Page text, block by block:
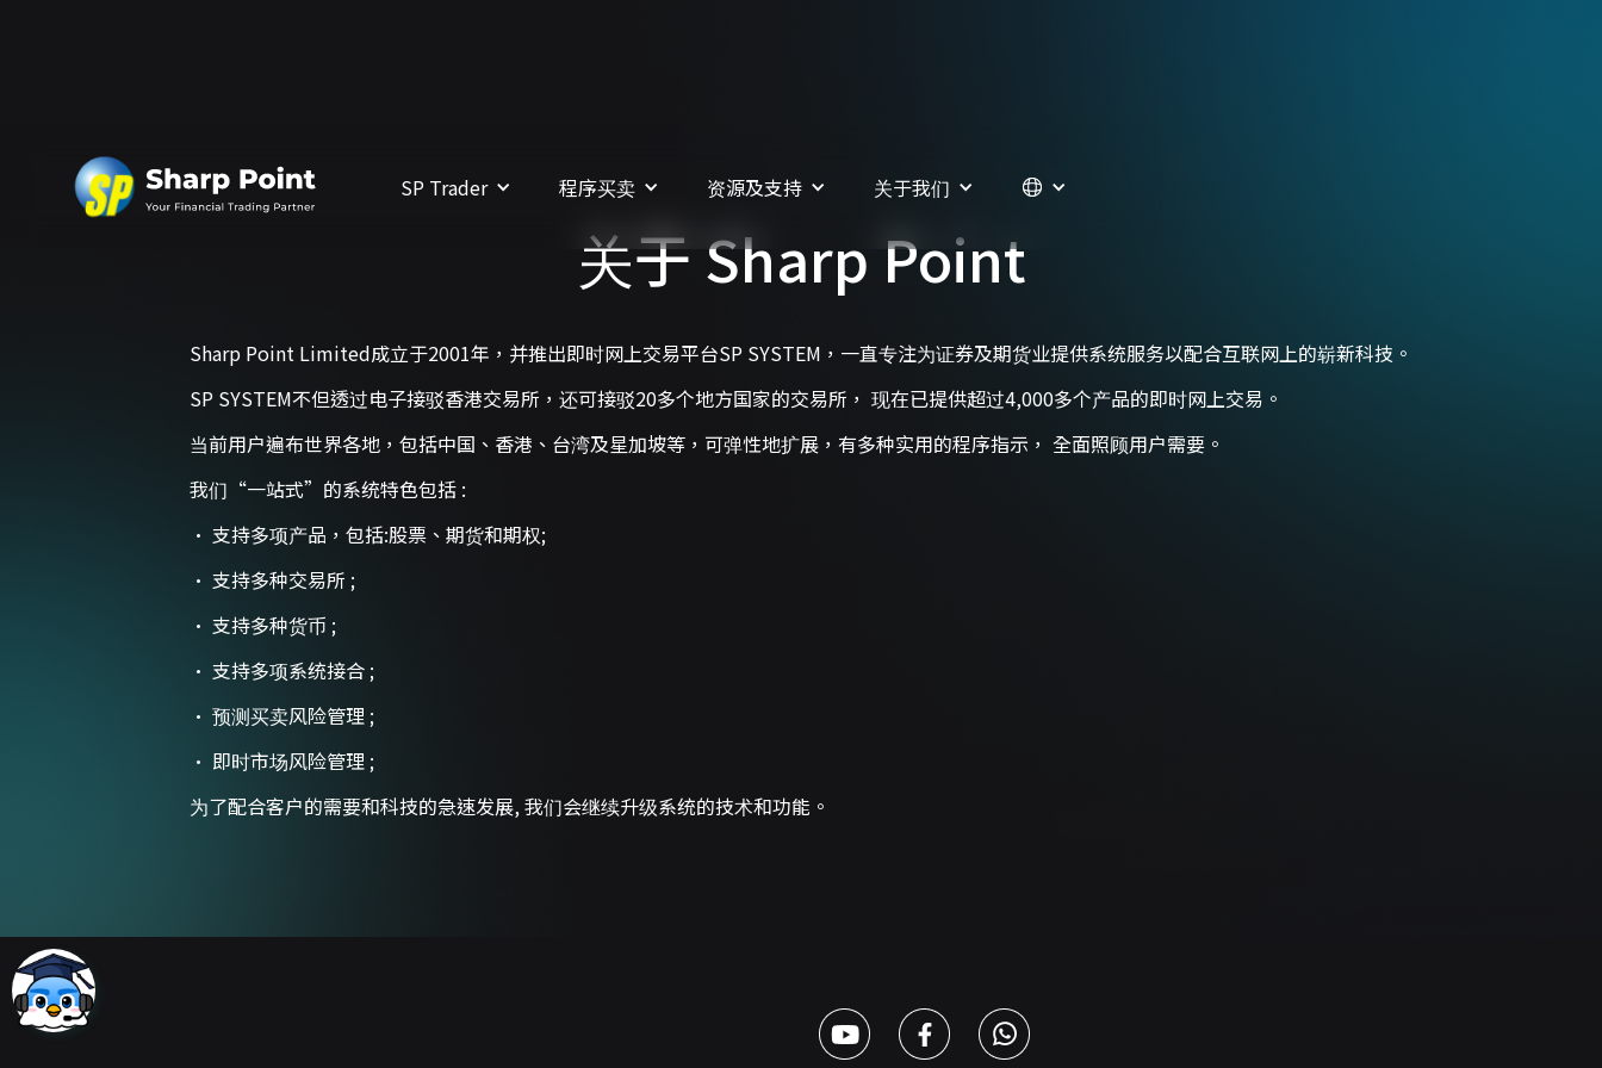
SP Trader 程序买卖 资源及支持 关于我们
关于 Sharp Point
Sharp Point Limited成立于2001年，并推出即时网上交易平台SP SYSTEM，一直专注为证券及期货业提供系统服务以配合互联网上的崭新科技。
SP SYSTEM不但透过电子接驳香港交易所，还可接驳20多个地方国家的交易所， 现在已提供超过4,000多个产品的即时网上交易。
当前用户遍布世界各地，包括中国、香港、台湾及星加坡等，可弹性地扩展，有多种实用的程序指示， 全面照顾用户需要。
​​​​​​​​​​我们“一站式”的系统特色包括 :
· 支持多项产品，包括:股票、期货和期权;
· 支持多种交易所 ;
· 支持多种货币 ;
· 支持多项系统接合 ;
· 预测买卖风险管理 ;
· 即时市场风险管理 ;
为了配合客户的需要和科技的急速发展, 我们会继续升级系统的技术和功能。